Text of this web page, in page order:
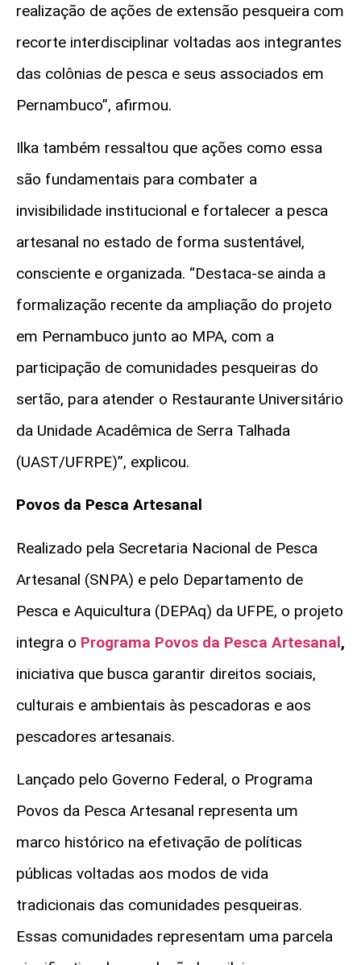
realização de ações de extensão pesqueira com
recorte interdisciplinar voltadas aos integrantes
das colônias de pesca e seus associados em
Pernambuco”, afirmou.
Ilka também ressaltou que ações como essa
são fundamentais para combater a
invisibilidade institucional e fortalecer a pesca
artesanal no estado de forma sustentável,
consciente e organizada. “Destaca-se ainda a
formalização recente da ampliação do projeto
em Pernambuco junto ao MPA, com a
participação de comunidades pesqueiras do
sertão, para atender o Restaurante Universitário
da Unidade Acadêmica de Serra Talhada
(UAST/UFRPE)”, explicou.
Povos da Pesca Artesanal
Realizado pela Secretaria Nacional de Pesca
Artesanal (SNPA) e pelo Departamento de
Pesca e Aquicultura (DEPAq) da UFPE, o projeto
integra o Programa Povos da Pesca Artesanal,
iniciativa que busca garantir direitos sociais,
culturais e ambientais às pescadoras e aos
pescadores artesanais.
Lançado pelo Governo Federal, o Programa
Povos da Pesca Artesanal representa um
marco histórico na efetivação de políticas
públicas voltadas aos modos de vida
tradicionais das comunidades pesqueiras.
Essas comunidades representam uma parcela